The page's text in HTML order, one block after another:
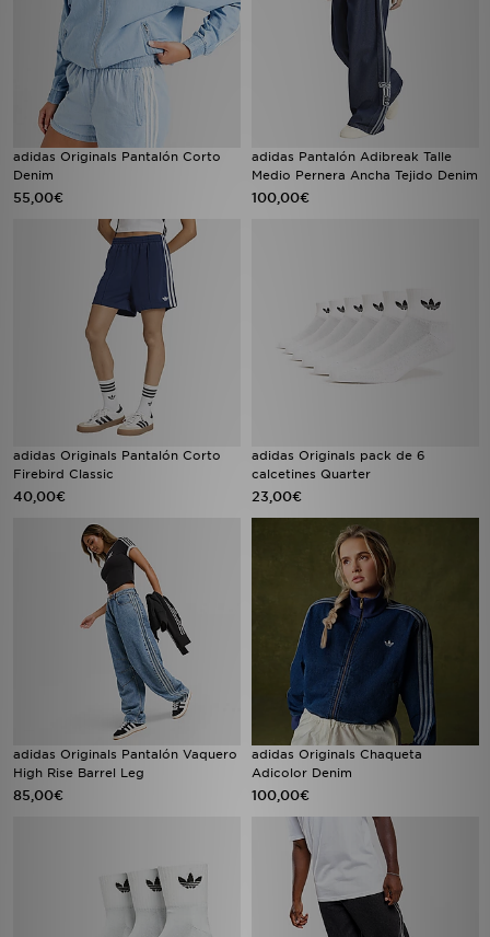
adidas Originals Pantalón Corto
Denim
55,00€
adidas Pantalón Adibreak Talle
Medio Pernera Ancha Tejido Denim
100,00€
adidas Originals Pantalón Corto
Firebird Classic
40,00€
adidas Originals pack de 6
calcetines Quarter
23,00€
adidas Originals Pantalón Vaquero
High Rise Barrel Leg
85,00€
adidas Originals Chaqueta
Adicolor Denim
100,00€